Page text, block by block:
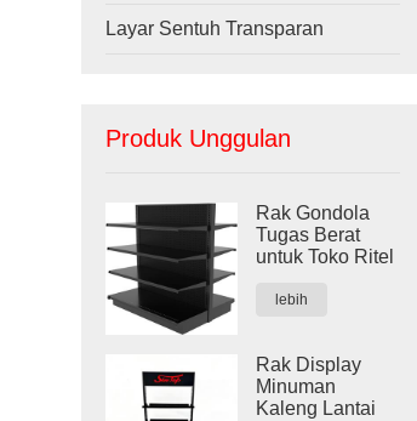
Layar Sentuh Transparan
Produk Unggulan
Rak Gondola
Tugas Berat
untuk Toko Ritel
lebih
Rak Display
Minuman
Kaleng Lantai